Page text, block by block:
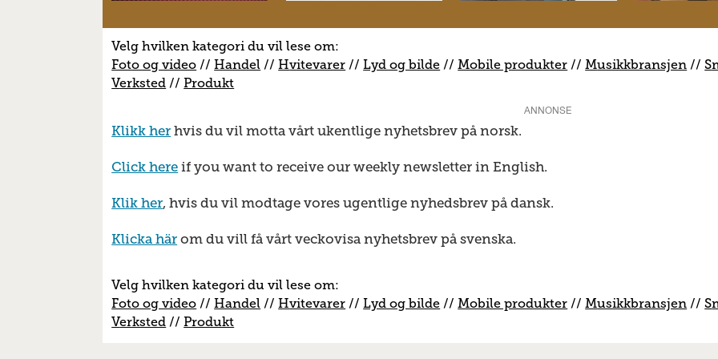
Velg hvilken kategori du vil lese om:
Foto og video //Handel //Hvitevarer //Lyd og bilde //Mobile produkter //Musikkbransjen //S
Verksted //Produkt
ANNONSE
Klikk her hvis du vil motta vårt ukentlige nyhetsbrev på norsk.
Click here if you want to receive our weekly newsletter in English.
Klik her, hvis du vil modtage vores ugentlige nyhedsbrev på dansk.
Klicka här om du vill få vårt veckovisa nyhetsbrev på svenska.
Velg hvilken kategori du vil lese om:
Foto og video //Handel //Hvitevarer //Lyd og bilde //Mobile produkter //Musikkbransjen //S
Verksted //Produkt